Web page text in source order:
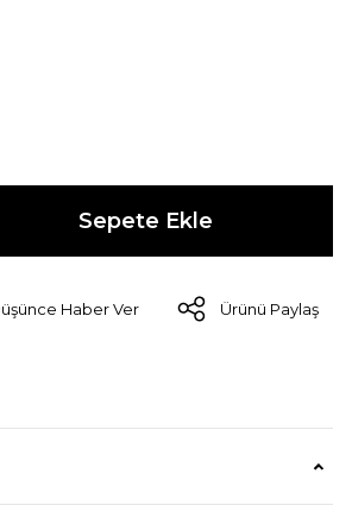
Sepete Ekle
Haber Ver Ürünü Paylaş